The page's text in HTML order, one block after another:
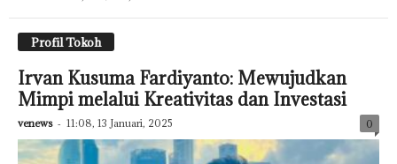
Profil Tokoh
Irvan Kusuma Fardiyanto: Mewujudkan
Mimpi melalui Kreativitas dan Investasi
venews - 11:08, 13 Januari, 2025 0